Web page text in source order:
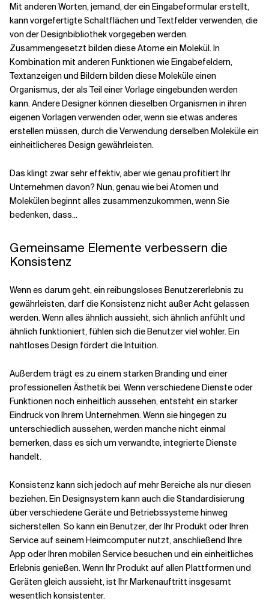
Mit anderen Worten, jemand, der ein Eingabeformular erstellt,
kann vorgefertigte Schaltflächen und Textfelder verwenden, die
von der Designbibliothek vorgegeben werden.
Zusammengesetzt bilden diese Atome ein Molekül. In
Kombination mit anderen Funktionen wie Eingabefeldern,
Textanzeigen und Bildern bilden diese Moleküle einen
Organismus, der als Teil einer Vorlage eingebunden werden
kann. Andere Designer können dieselben Organismen in ihren
eigenen Vorlagen verwenden oder, wenn sie etwas anderes
erstellen müssen, durch die Verwendung derselben Moleküle ein
einheitlicheres Design gewährleisten.
Das klingt zwar sehr effektiv, aber wie genau profitiert Ihr
Unternehmen davon? Nun, genau wie bei Atomen und
Molekülen beginnt alles zusammenzukommen, wenn Sie
bedenken, dass...
Gemeinsame Elemente verbessern die
Konsistenz
Wenn es darum geht, ein reibungsloses Benutzererlebnis zu
gewährleisten, darf die Konsistenz nicht außer Acht gelassen
werden. Wenn alles ähnlich aussieht, sich ähnlich anfühlt und
ähnlich funktioniert, fühlen sich die Benutzer viel wohler. Ein
nahtloses Design fördert die Intuition.
Außerdem trägt es zu einem starken Branding und einer
professionellen Ästhetik bei. Wenn verschiedene Dienste oder
Funktionen noch einheitlich aussehen, entsteht ein starker
Eindruck von Ihrem Unternehmen. Wenn sie hingegen zu
unterschiedlich aussehen, werden manche nicht einmal
bemerken, dass es sich um verwandte, integrierte Dienste
handelt.
Konsistenz kann sich jedoch auf mehr Bereiche als nur diesen
beziehen. Ein Designsystem kann auch die Standardisierung
über verschiedene Geräte und Betriebssysteme hinweg
sicherstellen. So kann ein Benutzer, der Ihr Produkt oder Ihren
Service auf seinem Heimcomputer nutzt, anschließend Ihre
App oder Ihren mobilen Service besuchen und ein einheitliches
Erlebnis genießen. Wenn Ihr Produkt auf allen Plattformen und
Geräten gleich aussieht, ist Ihr Markenauftritt insgesamt
wesentlich konsistenter.